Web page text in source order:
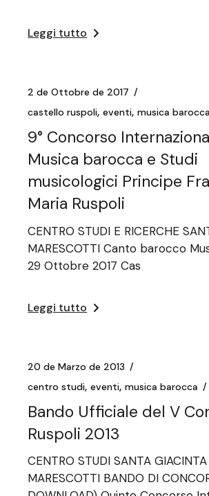
Leggi tutto
2 de Ottobre de 2017
castello ruspoli eventi musica barocca
9° Concorso
Musica barocca e Studi
musicologici Principe
Maria Ruspoli
CENTRO STUDI E RICERCHE
MARESCOTTI Canto barocco
29 Ottobre 2017 Cas
Leggi tutto
20 de Marzo de 2013
centro studi eventi musica barocca
Bando Ufficiale del V
Ruspoli 2013
CENTRO STUDI SANTA GIACINTA
MARESCOTTI BANDO DI